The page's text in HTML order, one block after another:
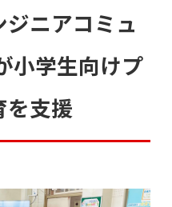
ニアコミュ
小学生向けプ
を支援